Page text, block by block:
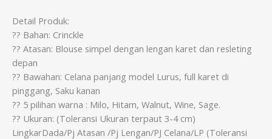
Detail Produk:
?? Bahan: Crinckle
?? Atasan: Blouse simpel dengan lengan karet dan resleting
depan
?? Bawahan: Celana panjang model Lurus, full karet di
pinggang, Saku kanan
?? 5 pilihan warna : Milo, Hitam, Walnut, Wine, Sage.
?? Ukuran: (Toleransi Ukuran terpaut 3-4 cm)
LingkarDada/Pj Atasan /Pj Lengan/PJ Celana/LP (Toleransi